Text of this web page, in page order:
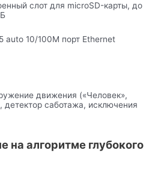
слот для microSD-карты, до
auto 10/100M порт Ethernet
движения («Человек»,
детектор саботажа, исключения
на алгоритме глубокого